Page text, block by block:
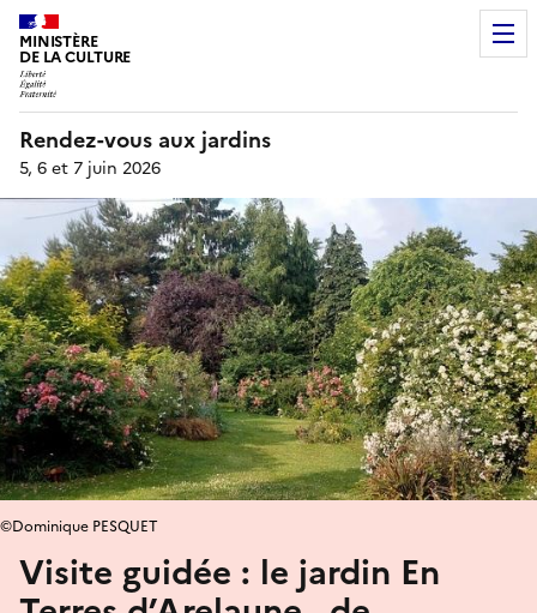
MINISTÈRE
DE LA CULTURE
Rendez-vous aux jardins
5, 6 et 7 juin 2026
Visite guidée : le jardin En
©Dominique PESQUET